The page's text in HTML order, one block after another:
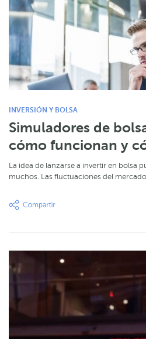
INVERSIÓN Y BOLSA
Simuladores de
cómo funcionan y
La idea de lanzarse a invertir en bolsa
muchos. Las fluctuaciones del